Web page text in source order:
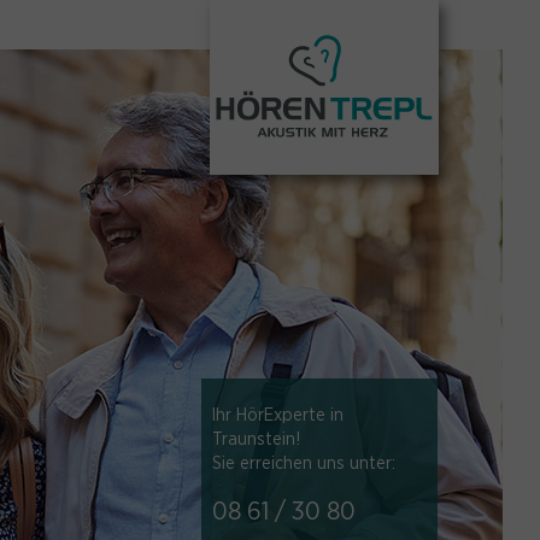
Ihr HörExperte in
Traunstein!
Sie erreichen uns unter:
08 61 / 30 80